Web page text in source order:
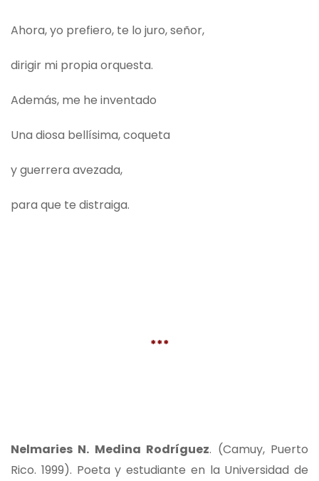
Ahora, yo prefiero, te lo juro, señor,
dirigir mi propia orquesta.
Además, me he inventado
Una diosa bellísima, coqueta
y guerrera avezada,
para que te distraiga.
***
Nelmaries N. Medina Rodríguez. (Camuy, Puerto
Rico. 1999). Poeta y estudiante en la Universidad de